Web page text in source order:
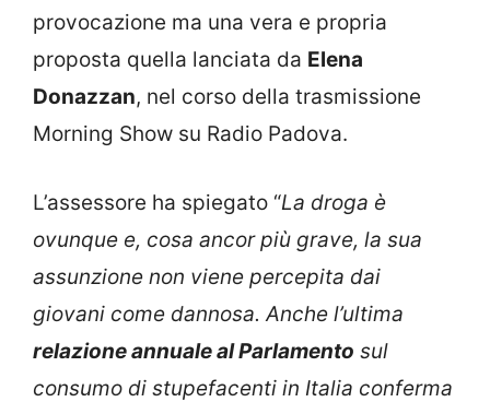
provocazione ma una vera e propria
proposta quella lanciata da Elena
Donazzan, nel corso della trasmissione
Morning Show su Radio Padova.
L’assessore ha spiegato “La droga è
ovunque e, cosa ancor più grave, la sua
assunzione non viene percepita dai
giovani come dannosa. Anche l’ultima
relazione annuale al Parlamento sul
consumo di stupefacenti in Italia conferma